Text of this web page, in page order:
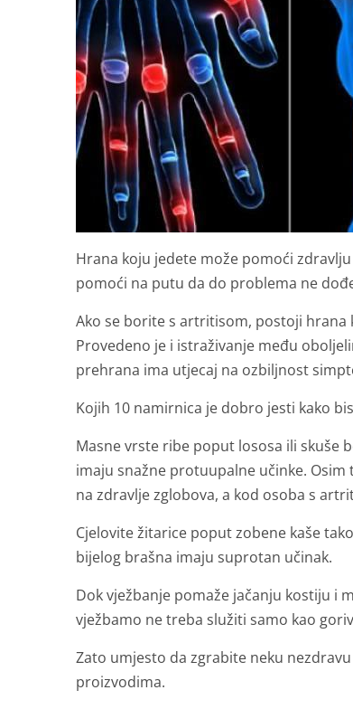
Hrana koju jedete može pomoći
pomoći na putu da do problema ne
Ako se borite s artritisom, postoji hrana
Provedeno je i istraživanje među
prehrana ima utjecaj na ozbiljnost
Kojih 10 namirnica je dobro jesti kako
Masne vrste ribe poput lososa ili skuše
imaju snažne protuupalne učinke.
na zdravlje zglobova, a kod osoba s
Cjelovite žitarice poput zobene kaše
bijelog brašna imaju suprotan učinak.
Dok vježbanje pomaže jačanju kostiju i
vježbamo ne treba služiti samo kao
Zato umjesto da zgrabite neku
proizvodima.